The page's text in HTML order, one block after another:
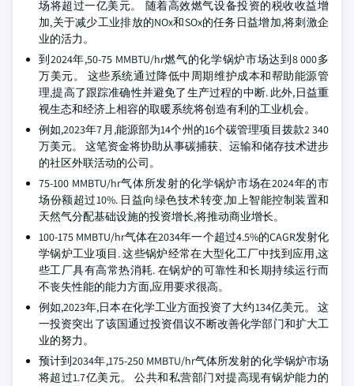
场将超过一亿美元。 随着高效燃气设备投资的税收收益增
加,关于减少工业排放的NOx和SOx的任务日益增加,将刺激企
业的活力。
到2024年,50-75 MMBTU/hr燃气的化学锅炉市场达到8 000多
万美元。 这些系统通过降低中周期维护成本和帮助能源管
理,提高了跟踪准确性并避免了生产过程的中断. 此外,日益重
视生态和经济上相容的取暖系统将创造有利的工业机会。
例如,2023年7月,能源部为14个州的16个碳管理项目拨款2 340
万美元。 这笔资金将协助从事碳捕获、运输和储存技术进步
的社区外联活动的公司。
75-100 MMBTU/hr气体所发射的化学锅炉市场在2024年的市
场份额超过10%. 日益向绿色技术转变,加上智能控制装置和
天然气分配基础设施的投资增长,将推动商业增长。
100-175 MMBTU/hr气体在2034年一个超过4.5%的CAGR发射化
学锅炉工业项目. 这些锅炉经常在大型化工厂中找到应用,这
些工厂具有高常热消耗. 在锅炉的可靠性和长期持续运行而
不丧失性能的能力方面,应用要求很高。
例如,2023年,日本在化学工业方面投资了大约134亿美元。 这
一投资突出了该国通过投资倡议不断改善化学部门和扩大工
业的努力。
预计到2034年,175-250 MMBTU/hr气体所发射的化学锅炉市场
将超过1.7亿美元。 公共和私营部门对提高现有锅炉能力的